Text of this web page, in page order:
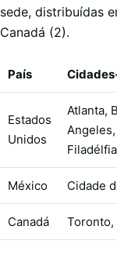
sede, distribuídas
Canadá (2).
País
Estados
Unidos
Atlanta,
México Cidade
Canadá Toronto,